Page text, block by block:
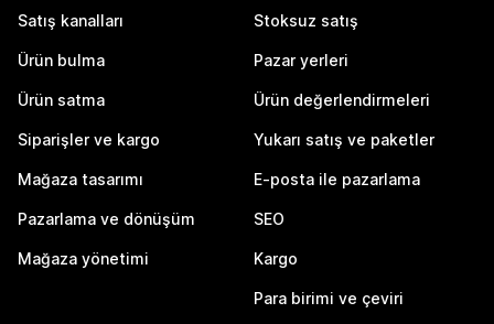
Satış kanalları
Ürün bulma
Ürün satma
Siparişler ve kargo
Mağaza tasarımı
Pazarlama ve dönüşüm
Mağaza yönetimi
Stoksuz satış
Pazar yerleri
Ürün değerlendirmeleri
Yukarı satış ve paketler
E-posta ile pazarlama
SEO
Kargo
Para birimi ve çeviri